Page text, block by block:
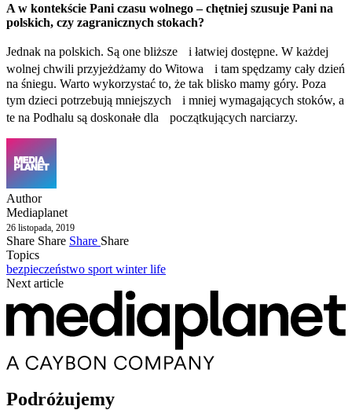
A w kontekście Pani czasu wolnego – chętniej szusuje Pani na
polskich, czy zagranicznych stokach?
Jednak na polskich. Są one bliższe i łatwiej dostępne. W każdej
wolnej chwili przyjeżdżamy do Witowa i tam spędzamy cały dzień
na śniegu. Warto wykorzystać to, że tak blisko mamy góry. Poza
tym dzieci potrzebują mniejszych i mniej wymagających stoków, a
te na Podhalu są doskonałe dla początkujących narciarzy.
Author
Mediaplanet
26 listopada, 2019
Share Share Share Share
Topics
bezpieczeństwo sport winter life
Next article
Podróżujemy